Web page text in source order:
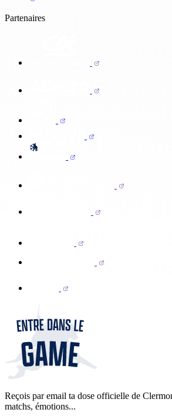
Partenaires
Reçois par email ta dose officielle de
matchs, émotions...